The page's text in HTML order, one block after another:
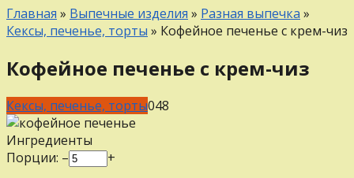
Главная » Выпечные изделия » Разная выпечка »
Кексы, печенье, торты » Кофейное печенье с крем-чиз
Кофейное печенье с крем-чиз
Кексы, печенье, торты048
Ингредиенты
Порции: –
+